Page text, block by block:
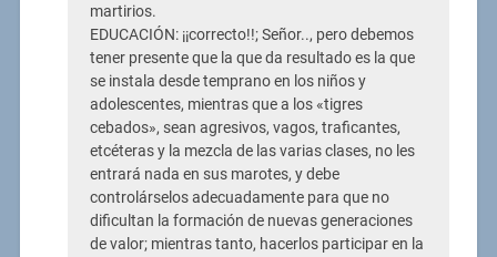
martirios.
EDUCACIÓN: ¡¡correcto!!; Señor.., pero debemos
tener presente que la que da resultado es la que
se instala desde temprano en los niños y
adolescentes, mientras que a los «tigres
cebados», sean agresivos, vagos, traficantes,
etcéteras y la mezcla de las varias clases, no les
entrará nada en sus marotes, y debe
controlárselos adecuadamente para que no
dificultan la formación de nuevas generaciones
de valor; mientras tanto, hacerlos participar en la